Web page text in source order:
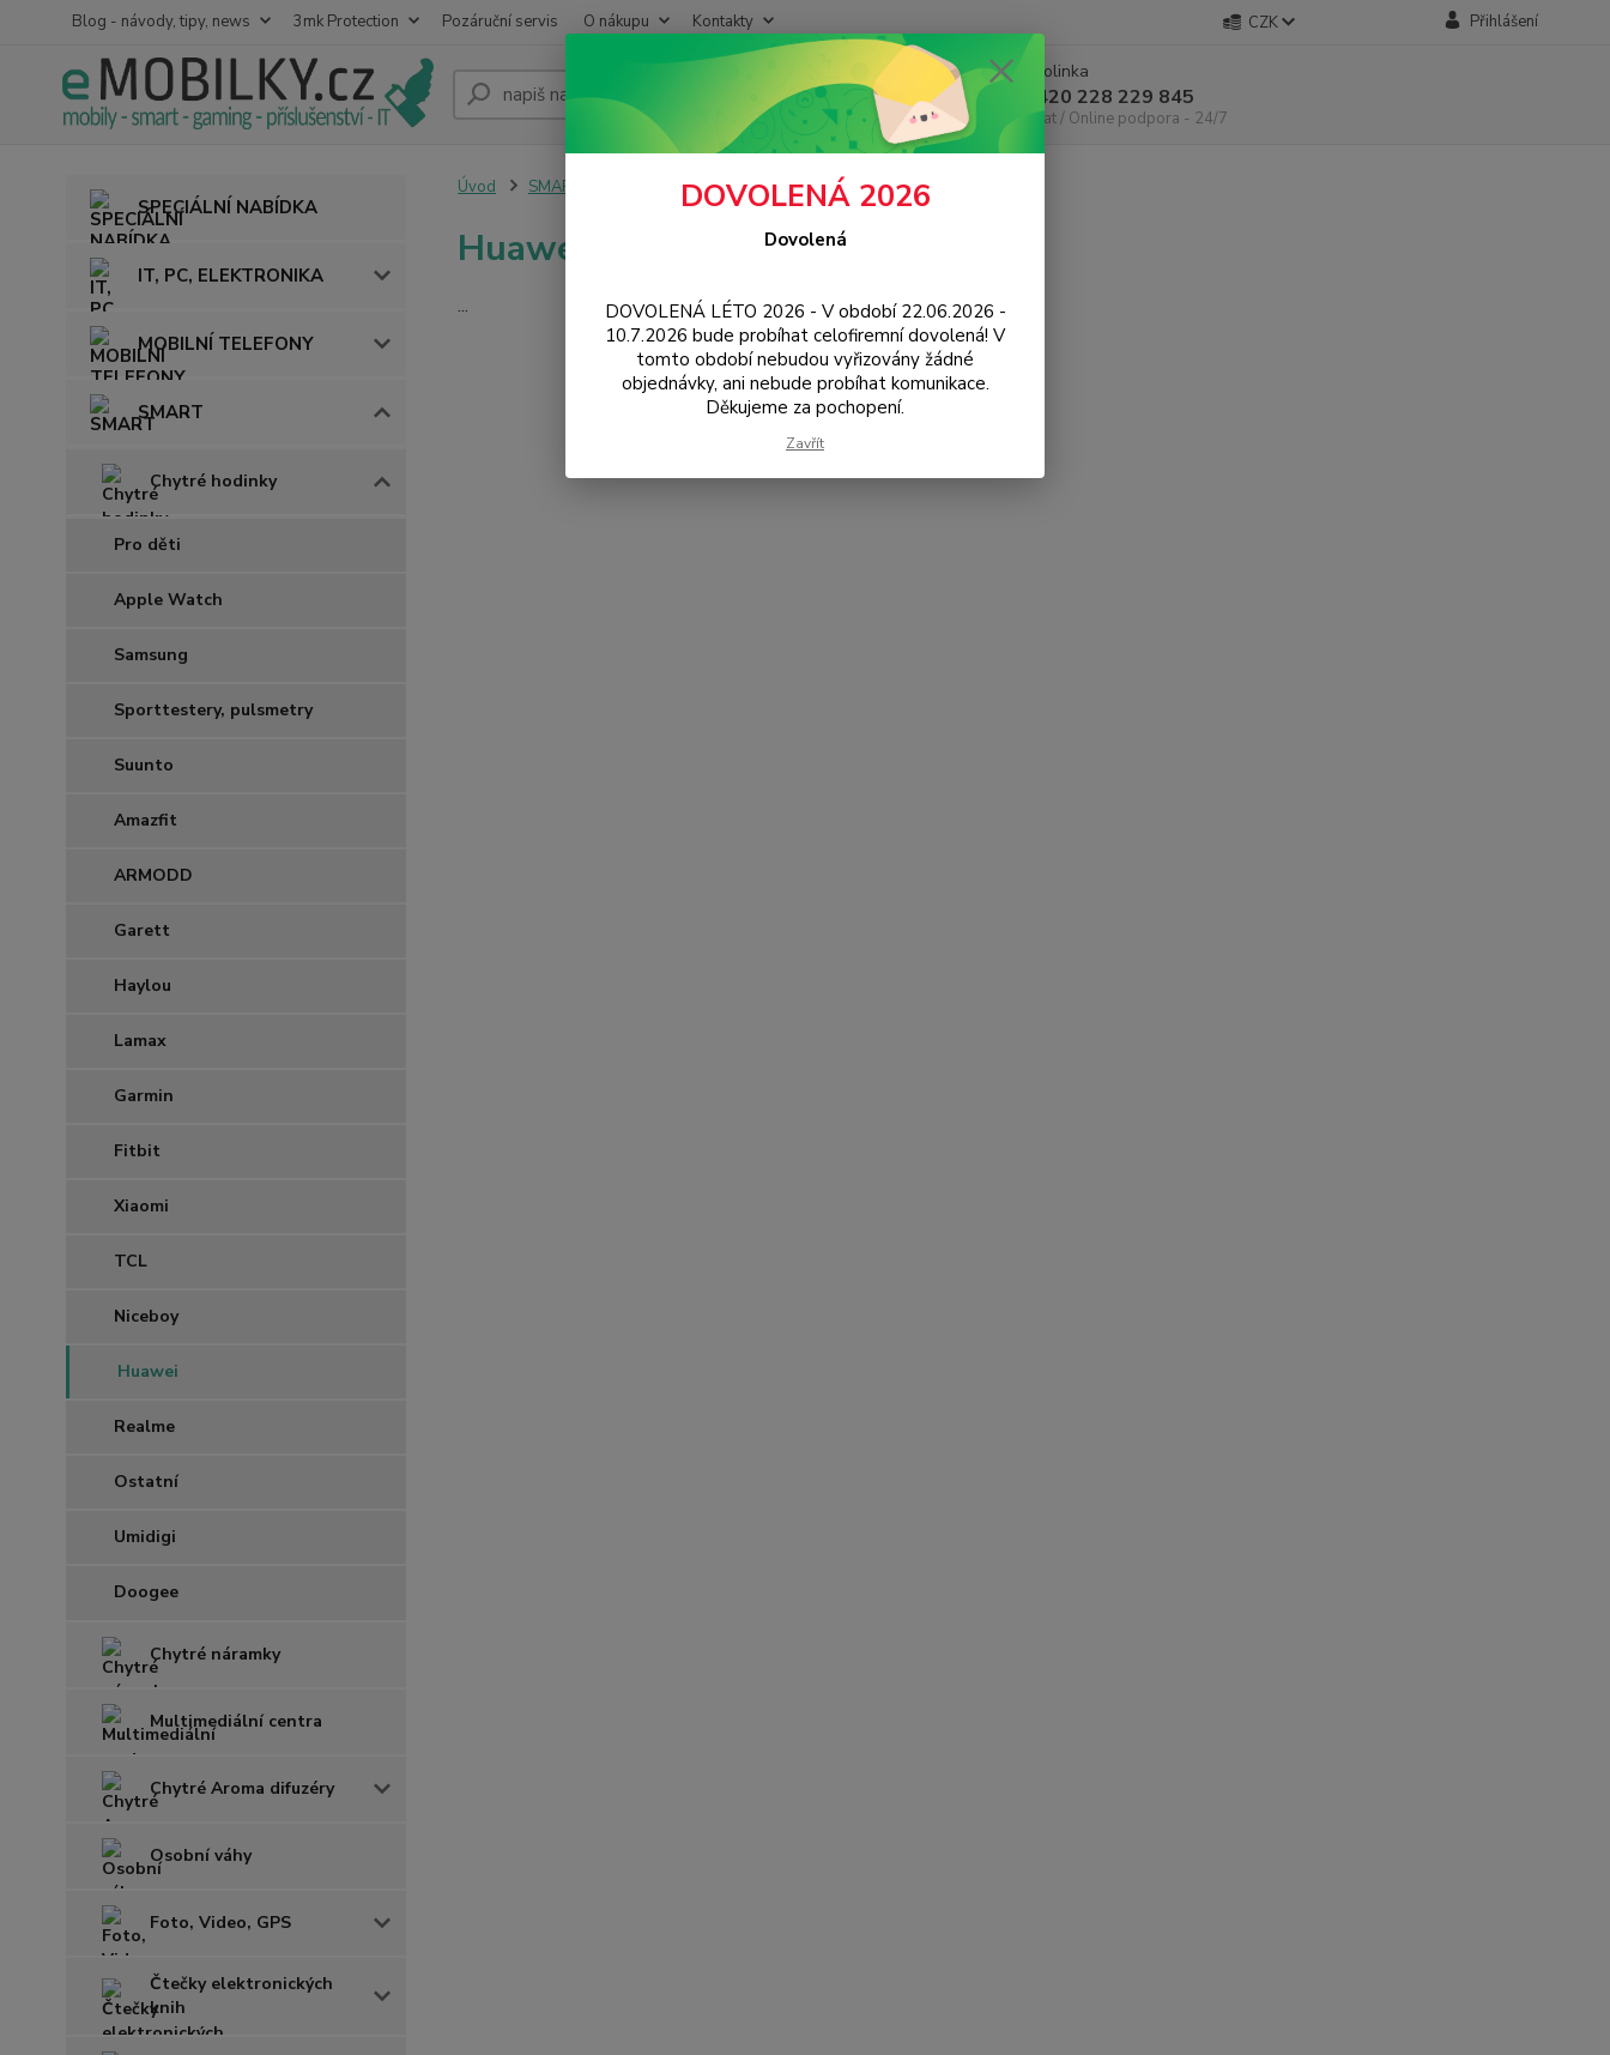
Blog - návody, tipy, news 3mk Protection Pozáruční servis O nákupu Kontakty CZK Přihlášení
Hledat
Infolinka
+420 228 229 845
Chat / Online podpora - 24/7
SPECIÁLNÍ NABÍDKA
IT, PC, ELEKTRONIKA
MOBILNÍ TELEFONY
SMART
Chytré hodinky
Pro děti
Apple Watch
Samsung
Sporttestery, pulsmetry
Suunto
Amazfit
ARMODD
Garett
Haylou
Lamax
Garmin
Fitbit
Xiaomi
TCL
Niceboy
Huawei
Realme
Ostatní
Umidigi
Doogee
Chytré náramky
Multimediální centra
Chytré Aroma difuzéry
Osobní váhy
Foto, Video, GPS
Čtečky elektronických
knih
Úvod SMART Chytré hodinky Huawei
Huawei
...
DOVOLENÁ 2026
Dovolená
DOVOLENÁ LÉTO 2026 - V období 22.06.2026 -
10.7.2026 bude probíhat celofiremní dovolená! V
tomto období nebudou vyřizovány žádné
objednávky, ani nebude probíhat komunikace.
Děkujeme za pochopení.
Zavřít